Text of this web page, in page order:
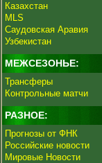
Казахстан
MLS
Саудовская Аравия
Узбекистан
МЕЖСЕЗОНЬЕ:
Трансферы
Контрольные матчи
РАЗНОЕ:
Прогнозы от ФНК
Российские новости
Мировые Новости